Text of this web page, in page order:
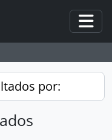
por: